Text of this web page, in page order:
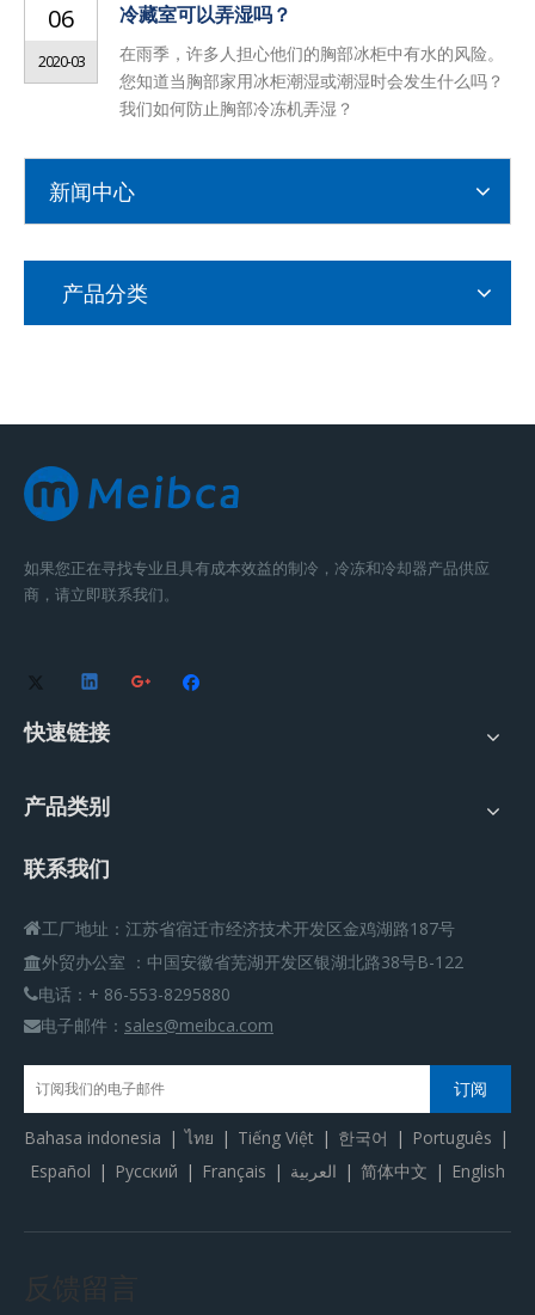
06
2020-03
冷藏室可以弄湿吗？
在雨季，许多人担心他们的胸部冰柜中有水的风险。
您知道当胸部家用冰柜潮湿或潮湿时会发生什么吗？
我们如何防止胸部冷冻机弄湿？
新闻中心
产品分类
如果您正在寻找专业且具有成本效益的制冷，冷冻和冷却器产品供应
商，请立即联系我们。
快速链接
产品类别
联系我们
工厂地址：江苏省宿迁市经济技术开发区金鸡湖路187号
外贸办公室 ： 中国安徽省芜湖开发区银湖北路38号B-122
电话：+ 86-553-8295880
电子邮件： sales@meibca.com
订阅
Bahasa indonesia | ไทย | Tiếng Việt | 한국어 | Português |
Español | Pусский | Français | العربية | 简体中文 | English